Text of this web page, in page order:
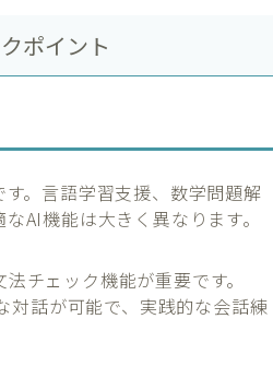
ポイント
。言語学習支援、数学問題解
AI機能は大きく異なります。
チェック機能が重要です。
対話が可能で、実践的な会話練